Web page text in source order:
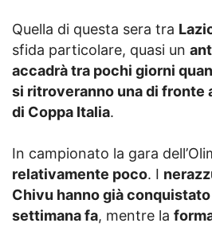
Quella di questa sera tra
sfida particolare, quasi un
accadrà tra pochi giorni
si ritroveranno una di fronte
di Coppa Italia.
In campionato la gara
relativamente poco. I
Chivu hanno già
settimana fa, mentre la